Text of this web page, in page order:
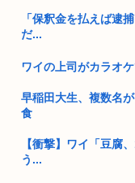
熊本大震災震度7 （
職場のババアが熊本
緊縮財政論者として
触れ左遷
開成→東大法学部トッ
なかっ...
就職氷河期世代が救わ
「保釈金を払えば逮
だ...
ワイの上司がカラオ
早稲田大生、複数名
食
【衝撃】ワイ「豆腐
う...